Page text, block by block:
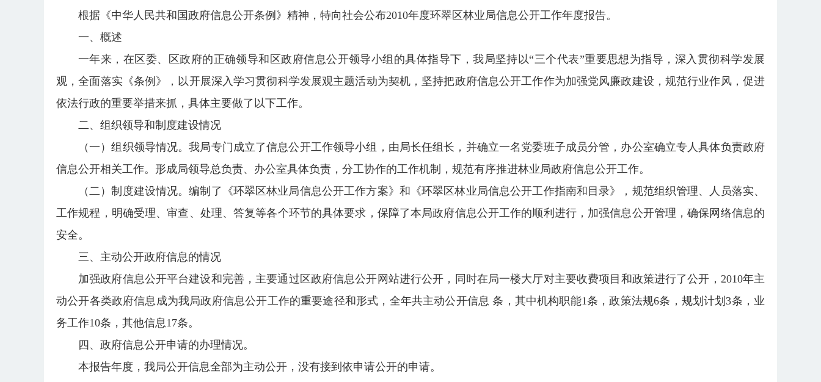
根据《中华人民共和国政府信息公开条例》精神，特向社会公布2010年度环翠区林业局信息公开工作年度报告。
一、概述
一年来，在区委、区政府的正确领导和区政府信息公开领导小组的具体指导下，我局坚持以“三个代表”重要思想为指导，深入贯彻科学发展
观，全面落实《条例》，以开展深入学习贯彻科学发展观主题活动为契机，坚持把政府信息公开工作作为加强党风廉政建设，规范行业作风，促进
依法行政的重要举措来抓，具体主要做了以下工作。
二、组织领导和制度建设情况
（一）组织领导情况。我局专门成立了信息公开工作领导小组，由局长任组长，并确立一名党委班子成员分管，办公室确立专人具体负责政府
信息公开相关工作。形成局领导总负责、办公室具体负责，分工协作的工作机制，规范有序推进林业局政府信息公开工作。
（二）制度建设情况。编制了《环翠区林业局信息公开工作方案》和《环翠区林业局信息公开工作指南和目录》，规范组织管理、人员落实、
工作规程，明确受理、审查、处理、答复等各个环节的具体要求，保障了本局政府信息公开工作的顺利进行，加强信息公开管理，确保网络信息的
安全。
三、主动公开政府信息的情况
加强政府信息公开平台建设和完善，主要通过区政府信息公开网站进行公开，同时在局一楼大厅对主要收费项目和政策进行了公开，2010年主
动公开各类政府信息成为我局政府信息公开工作的重要途径和形式，全年共主动公开信息 条，其中机构职能1条，政策法规6条，规划计划3条，业
务工作10条，其他信息17条。
四、政府信息公开申请的办理情况。
本报告年度，我局公开信息全部为主动公开，没有接到依申请公开的申请。